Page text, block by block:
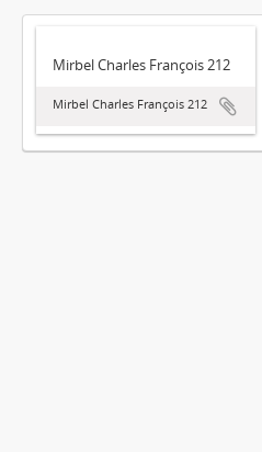
Mirbel Charles François 212
Mirbel Charles François 212